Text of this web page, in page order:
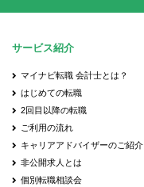
サービス紹介
マイナビ転職 会計士とは？
はじめての転職
2回目以降の転職
ご利用の流れ
キャリアアドバイザーのご紹介
非公開求人とは
個別転職相談会